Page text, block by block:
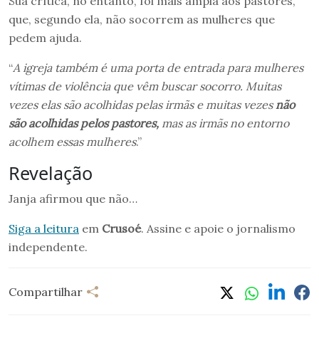
que, segundo ela, não socorrem as mulheres que
pedem ajuda.
“A igreja também é uma porta de entrada para mulheres
vítimas de violência que vêm buscar socorro. Muitas
vezes elas são acolhidas pelas irmãs e muitas vezesnão
são acolhidas pelos pastores, mas as irmãs no entorno
acolhem essas mulheres.”
Revelação
Janja afirmou que não…
Siga a leitura em Crusoé. Assine e apoie o jornalismo
independente.
Compartilhar